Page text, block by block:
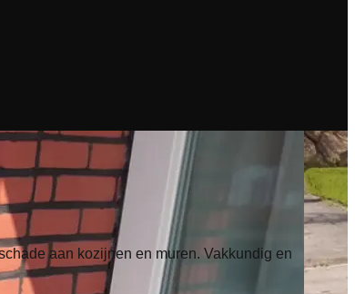
aan kozijnen en muren. Vakkundig en